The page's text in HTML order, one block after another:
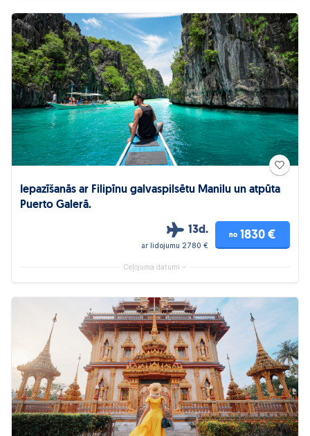
Iepazīšanās ar Filipīnu galvaspilsētu Manilu un atpūta
Puerto Galerā.
13d.
ar lidojumu 2780 €
no 1830 €
Ceļojuma datumi